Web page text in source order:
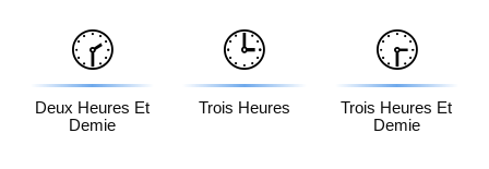
🕝
Deux Heures Et
Demie
🕒
Trois Heures
🕞
Trois Heures Et
Demie